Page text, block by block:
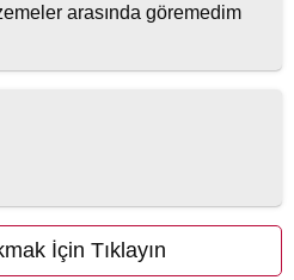
arasında göremedim
İçin Tıklayın